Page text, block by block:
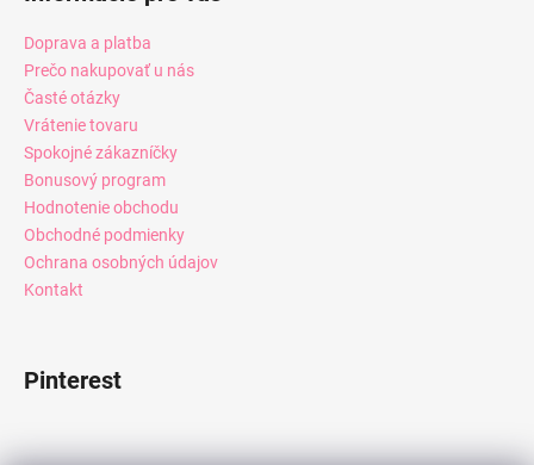
Doprava a platba
Prečo nakupovať u nás
Časté otázky
Vrátenie tovaru
Spokojné zákazníčky
Bonusový program
Hodnotenie obchodu
Obchodné podmienky
Ochrana osobných údajov
Kontakt
Pinterest